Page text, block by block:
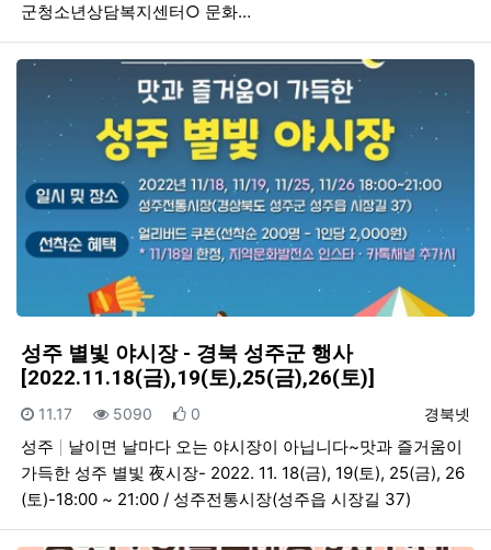
군청소년상담복지센터○ 문화…
성주 별빛 야시장 - 경북 성주군 행사
[2022.11.18(금),19(토),25(금),26(토)]
등록자
경북넷
등록일
11.17 조회
5090 추천
0
성주
날이면 날마다 오는 야시장이 아닙니다~맛과 즐거움이
가득한 성주 별빛 夜시장- 2022. 11. 18(금), 19(토), 25(금), 26
(토)-18:00 ~ 21:00 / 성주전통시장(성주읍 시장길 37)